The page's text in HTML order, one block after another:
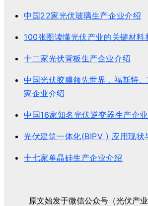
中国22家光伏玻璃生产企业介绍
100张图读懂光伏产业的关键材料
十二家光伏背板生产企业介绍
中国光伏胶膜领先世界，福斯特
家企业介绍
中国16家知名光伏逆变器生产企
光伏建筑一体化(BIPV ) 应用现状
十七家单晶硅生产企业介绍
原文始发于微信公众号（光伏产业